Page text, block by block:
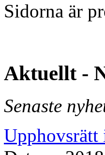
Sidorna är
Aktuellt -
Senaste